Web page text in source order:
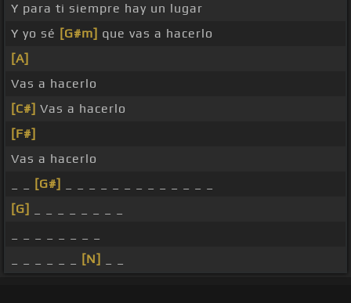
Y para ti siempre hay un lugar
Y yo sé [G#m] que vas a hacerlo
[A]
Vas a hacerlo
[C#] Vas a hacerlo
[F#]
Vas a hacerlo
[G#]
[G]
[N]